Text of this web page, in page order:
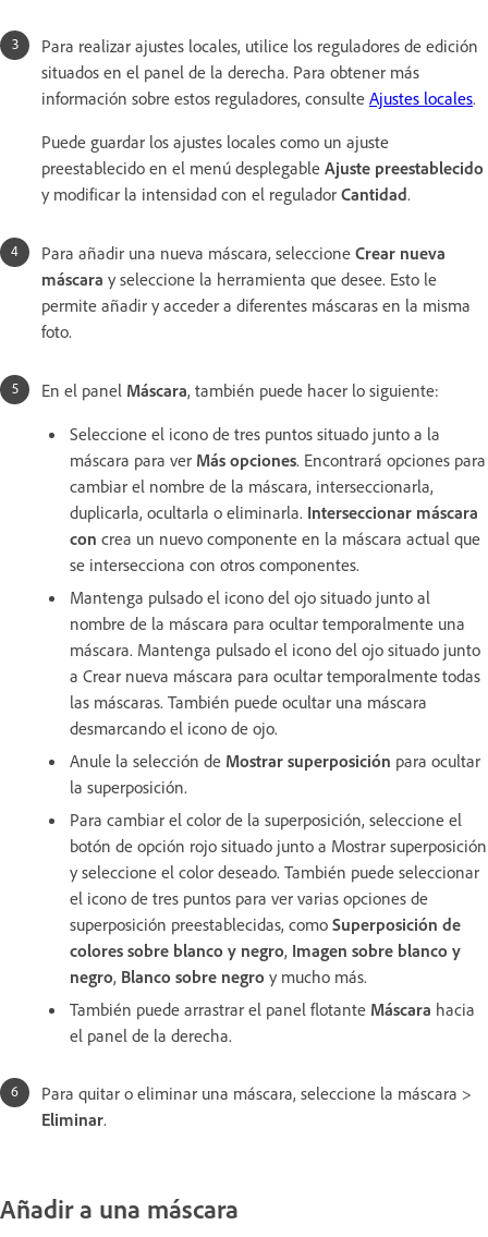
Para realizar ajustes locales, utilice los reguladores de edición
situados en el panel de la derecha. Para obtener más
información sobre estos reguladores, consulte Ajustes locales.
Puede guardar los ajustes locales como un ajuste
preestablecido en el menú desplegable Ajuste preestablecido
y modificar la intensidad con el regulador Cantidad.
Para añadir una nueva máscara, seleccione Crear nueva
máscara y seleccione la herramienta que desee. Esto le
permite añadir y acceder a diferentes máscaras en la misma
foto.
En el panel Máscara, también puede hacer lo siguiente:
Seleccione el icono de tres puntos situado junto a la
máscara para ver Más opciones. Encontrará opciones para
cambiar el nombre de la máscara, interseccionarla,
duplicarla, ocultarla o eliminarla. Interseccionar máscara
con crea un nuevo componente en la máscara actual que
se intersecciona con otros componentes.
Mantenga pulsado el icono del ojo situado junto al
nombre de la máscara para ocultar temporalmente una
máscara. Mantenga pulsado el icono del ojo situado junto
a Crear nueva máscara para ocultar temporalmente todas
las máscaras. También puede ocultar una máscara
desmarcando el icono de ojo.
Anule la selección de Mostrar superposición para ocultar
la superposición.
Para cambiar el color de la superposición, seleccione el
botón de opción rojo situado junto a Mostrar superposición
y seleccione el color deseado. También puede seleccionar
el icono de tres puntos para ver varias opciones de
superposición preestablecidas, como Superposición de
colores sobre blanco y negro, Imagen sobre blanco y
negro, Blanco sobre negro y mucho más.
También puede arrastrar el panel flotante Máscara hacia
el panel de la derecha.
Para quitar o eliminar una máscara, seleccione la máscara >
Eliminar.
Añadir a una máscara